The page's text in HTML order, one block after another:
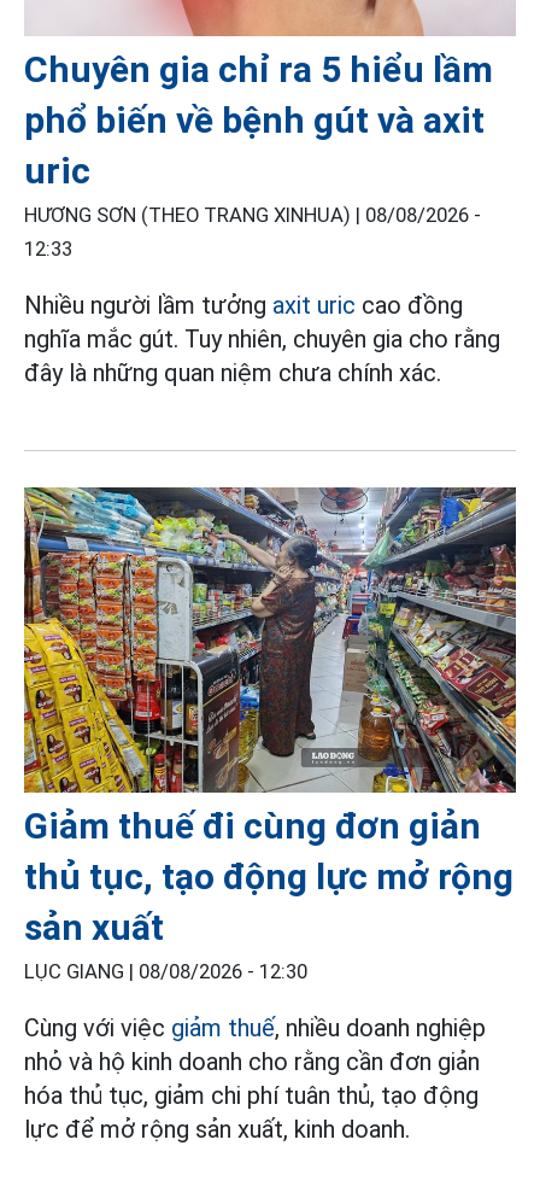
Chuyên gia chỉ ra 5 hiểu lầm
phổ biến về bệnh gút và axit
uric
HƯƠNG SƠN (THEO TRANG XINHUA) | 08/08/2026 -
12:33
Nhiều người lầm tưởng axit uric cao đồng
nghĩa mắc gút. Tuy nhiên, chuyên gia cho rằng
đây là những quan niệm chưa chính xác.
Giảm thuế đi cùng đơn giản
thủ tục, tạo động lực mở rộng
sản xuất
LỤC GIANG | 08/08/2026 - 12:30
Cùng với việc giảm thuế, nhiều doanh nghiệp
nhỏ và hộ kinh doanh cho rằng cần đơn giản
hóa thủ tục, giảm chi phí tuân thủ, tạo động
lực để mở rộng sản xuất, kinh doanh.